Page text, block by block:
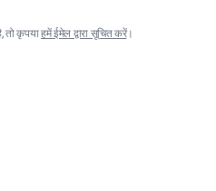
तो कृपयाहमें ईमेल द्वारा सूचित करें।